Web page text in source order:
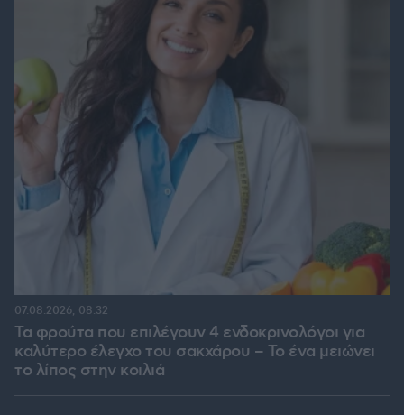
Τα φρούτα που επιλέγουν 4 ενδοκρινολόγοι για
καλύτερο έλεγχο του σακχάρου – Το ένα μειώνει
το λίπος στην κοιλιά
07.08.2026, 08:32